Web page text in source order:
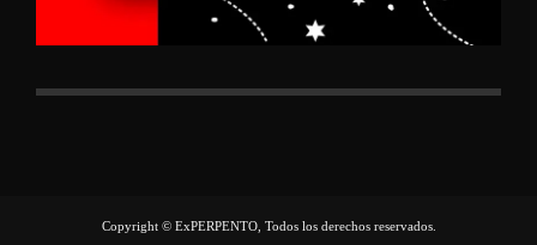
Copyright © ExPERPENTO, Todos los derechos reservados.